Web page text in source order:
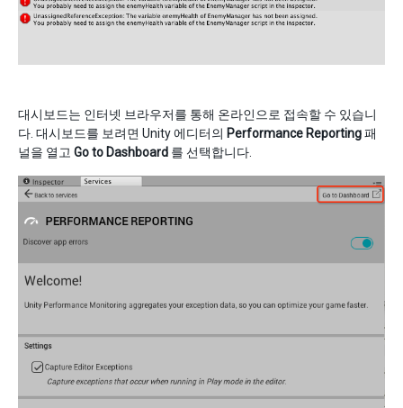
대시보드는 인터넷 브라우저를 통해 온라인으로 접속할 수 있습니
다. 대시보드를 보려면 Unity 에디터의 Performance Reporting패
널을 열고 Go to Dashboard 를 선택합니다.